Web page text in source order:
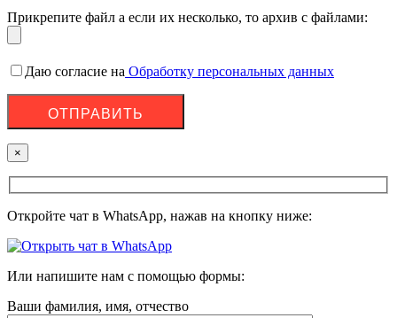
Прикрепите файл а если их несколько, то архив с файлами:
Даю согласие на Обработку персональных данных
×
Откройте чат в WhatsApp, нажав на кнопку ниже:
Или напишите нам с помощью формы:
Ваши фамилия, имя, отчество